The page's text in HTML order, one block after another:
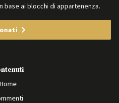
base ai blocchi di appartenenza.
Home